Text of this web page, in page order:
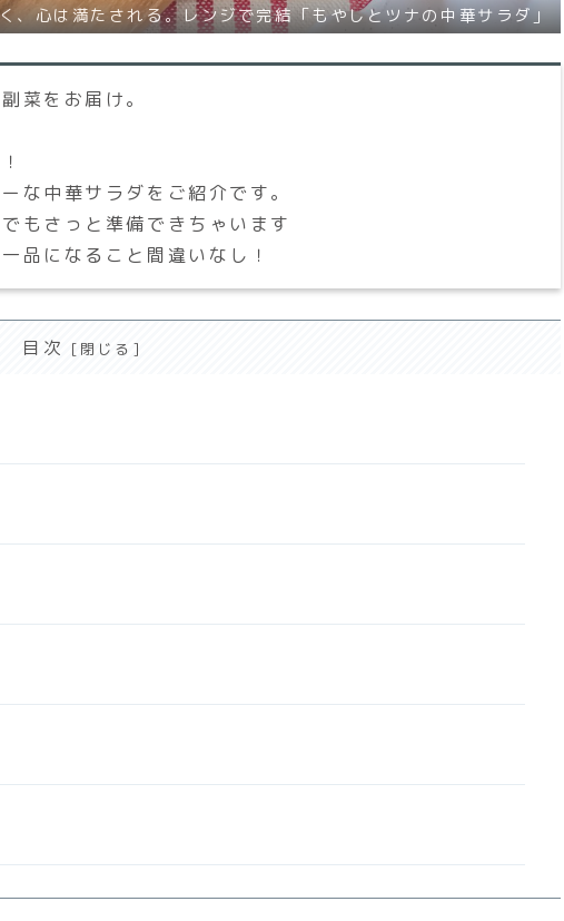
、心は満たされる。レンジで完結「もやしとツナの中華サラダ」
菜をお届け。
な中華サラダをご紹介です。
もさっと準備できちゃいます
品になること間違いなし！
目次